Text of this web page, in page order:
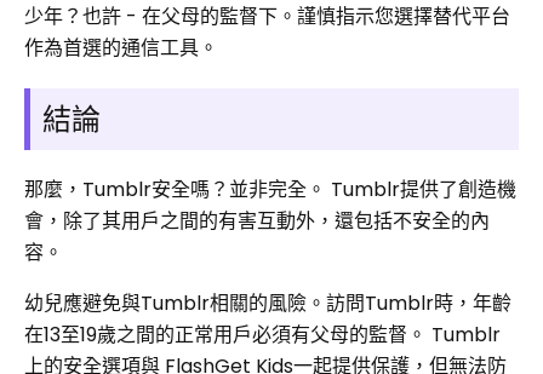
少年？也許 - 在父母的監督下。謹慎指示您選擇替代平台
作為首選的通信工具。
結論
那麼，Tumblr安全嗎？並非完全。 Tumblr提供了創造機
會，除了其用戶之間的有害互動外，還包括不安全的內
容。
幼兒應避免與Tumblr相關的風險。訪問Tumblr時，年齡
在13至19歲之間的正常用戶必須有父母的監督。 Tumblr
上的安全選項與 FlashGet Kids一起提供保護，但無法防